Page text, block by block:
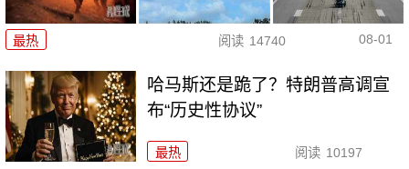
最热 阅读 14740 08-01
哈马斯还是跪了？特朗普高调宣
布“历史性协议”
最热 阅读 10197